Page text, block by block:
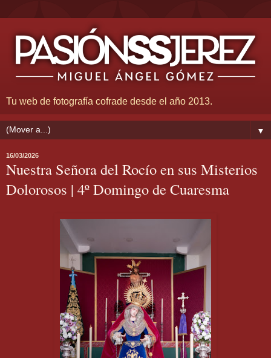
Tu web de fotografía cofrade desde el año 2013.
▼
16/03/2026
Nuestra Señora del Rocío en sus Misterios
Dolorosos | 4º Domingo de Cuaresma